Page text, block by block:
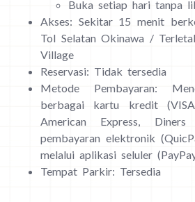
Buka setiap hari tanpa
Akses: Sekitar 15 menit
Tol Selatan Okinawa /
Village
Reservasi: Tidak tersedia
Metode Pembayaran:
berbagai kartu kredit
American Express, Diners
pembayaran elektronik
melalui aplikasi seluler
Tempat Parkir: Tersedia